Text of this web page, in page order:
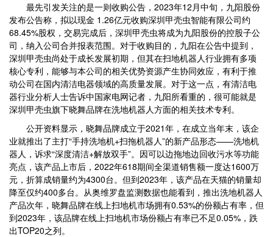
最先引发关注的是一则收购公告，2023年12月中旬，九阳股份
发布公告称，拟以现金 1.26亿元收购深圳甲壳虫智能有限公司约
68.45%股权，交易完成后，深圳甲壳虫将成为九阳股份的控股子公
司，纳入公司合并报表范围。对于收购目的，九阳在公告中提到，
深圳甲壳虫尚处于成长发展初期，但其在扫地机器人行业拥有多项
核心专利，能够与本公司的相关优势资源产生协同效应，有利于推
动公司在国内清洁电器领域的高质量发展。对于这一点，有清洁电
器行业分析人士告诉中国家电网记者，九阳所看重的，很可能就是
深圳甲壳虫旗下晓舞品牌在洗地机器人方面的相关技术专利。
公开资料显示，晓舞品牌成立于2021年，在成立当年末，该企
业就推出了主打“手持洗地机+扫拖机器人”的新产品形态——洗地机
器人，诉求“深度清洁+解放双手”。因可以边拖地边回收污水等功能
亮点，该产品上市后，2022年618期间全渠道销售额一度达1600万
元，折算成销量约为4300台。但到2023年，该产品在天猫的销量却
降至仅约400多台。从奥维罗盘监测数据也能看到，推出洗地机器人
产品次年，晓舞品牌在线上扫地机市场拥有0.53%的份额占有率，但
到2023年，该品牌在线上扫地机市场份额占有率已不足0.05%，跌
出TOP20之列。